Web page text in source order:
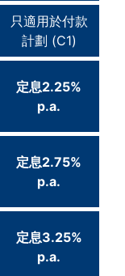
只適用於付款
計劃 (C1)
定息2.25%
p.a.
定息2.75%
p.a.
定息3.25%
p.a.